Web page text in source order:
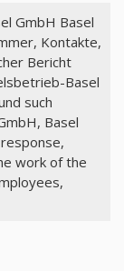
GmbH Basel
Kontakte,
Bericht
Basel
such
Basel
work of the